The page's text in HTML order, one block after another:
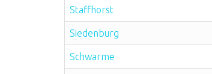
Staffhorst
Siedenburg
Schwarme